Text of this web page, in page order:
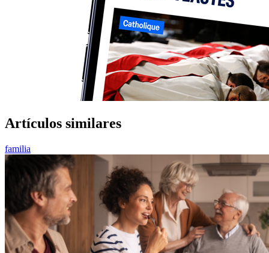
Artículos similares
familia